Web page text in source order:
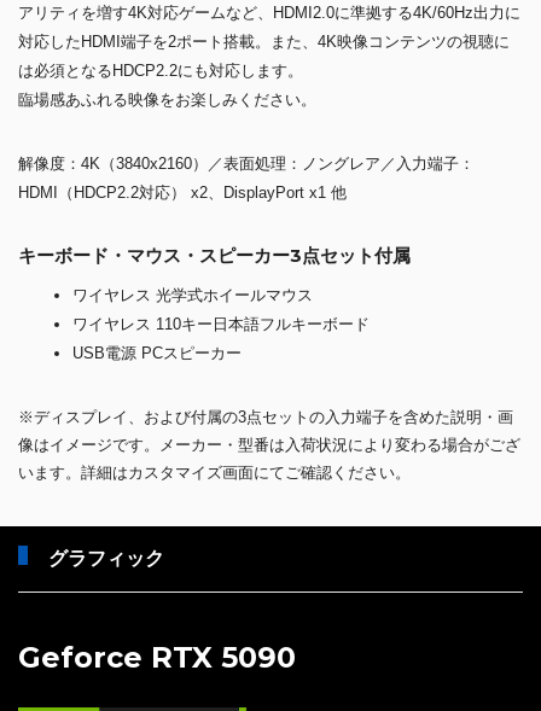
アリティを増す4K対応ゲームなど、HDMI2.0に準拠する4K/60Hz出力に
対応したHDMI端子を2ポート搭載。また、4K映像コンテンツの視聴に
は必須となるHDCP2.2にも対応します。
臨場感あふれる映像をお楽しみください。
解像度：4K（3840x2160）／表面処理：ノングレア／入力端子：
HDMI（HDCP2.2対応） x2、DisplayPort x1 他
キーボード・マウス・スピーカー3点セット付属
ワイヤレス 光学式ホイールマウス
ワイヤレス 110キー日本語フルキーボード
USB電源 PCスピーカー
※ディスプレイ、および付属の3点セットの入力端子を含めた説明・画
像はイメージです。メーカー・型番は入荷状況により変わる場合がござ
います。詳細はカスタマイズ画面にてご確認ください。
グラフィック
Geforce RTX 5090